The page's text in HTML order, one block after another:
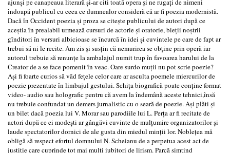
ajunşi pe canapeaua literară şi-ar citi toată opera şi ne rugaţi de nimeni
îndoapă publicul cu ceea ce dumnealor consideră că ar fi poezia modernistă.
Dacă în Occident poezia şi proza se citeşte publicului de autori după ce
aceştia în prealabil urmează cursuri de actorie şi oratorie, bieţii noştrii
gînditori în versuri albicioase se încurcă în idei şi cuvintele pe care de fapt ar
trebui să ni le recite. Am zis şi susţin că nemurirea se obţine prin operă iar
autorul trebuie să renunţe la ambalajul numit trup în favoarea harului de la
Creator de a se face pomenit în veac. Oare surdo muţii nu pot scrie poezie?
Aşi fi foarte curios să văd feţele celor care ar asculta poemele miercurilor de
poezie prezentate în limbajul gestului. Schiţa biografică poate conţine format
video- audio sau holografic pentru că avem la îndemână aceste tehnici,însă
nu trebuie confundat un demers jurnalistic cu o seară de poezie. Aşi plăti şi
un bilet dacă poezia lui V. Morar sau parodiile lui L. Perţa ar fi recitate de
actori după ce ei modeşti ar gângăvi cuvinte de mulţumire organizatorilor şi
laude spectatorilor dornici de ale gusta din miedul minţii lor. Nobleţea mă
obligă să respect efortul domnului N. Scheianu de a perpetua acest act de
justiţie care cuprinde tot mai mulţi iubitori de lirism. Parcă simţind